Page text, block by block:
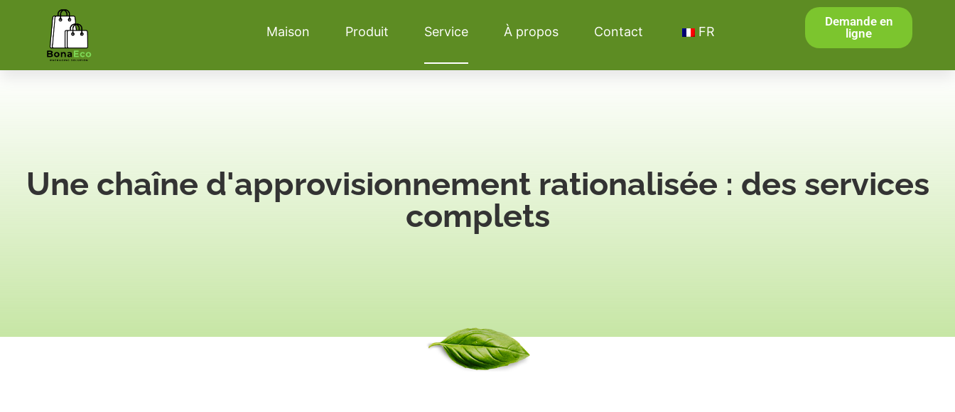
Maison Produit Service À propos Contact FR
Demande en
ligne
Une chaîne d'approvisionnement rationalisée : des services
complets